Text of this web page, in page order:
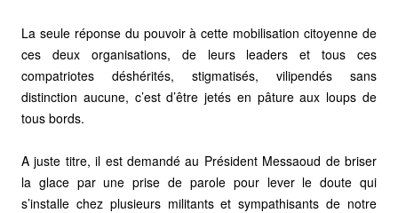
La seule réponse du pouvoir à cette mobilisation citoyenne de
ces deux organisations, de leurs leaders et tous ces
compatriotes déshérités, stigmatisés, vilipendés sans
distinction aucune, c’est d’être jetés en pâture aux loups de
tous bords.
A juste titre, il est demandé au Président Messaoud de briser
la glace par une prise de parole pour lever le doute qui
s’installe chez plusieurs militants et sympathisants de notre